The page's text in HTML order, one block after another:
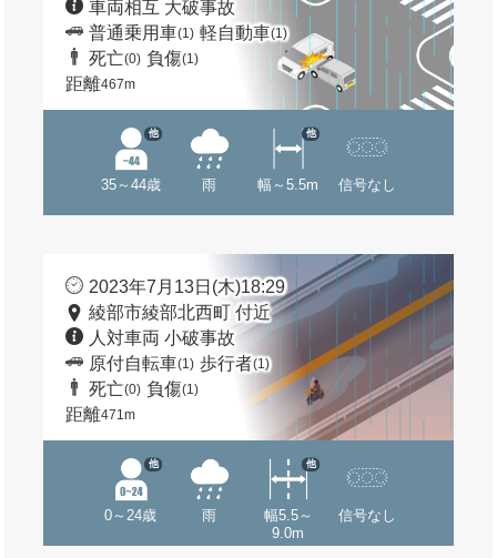
車両相互 大破事故
普通乗用車(1) 軽自動車(1)
死亡(0) 負傷(1)
距離467m
35～44歳
他
雨 幅～5.5m
他
信号なし
2023年7月13日(木)18:29
綾部市綾部北西町 付近
人対車両 小破事故
原付自転車(1) 歩行者(1)
死亡(0) 負傷(1)
距離471m
0～24歳
他
雨
幅5.5～
9.0m
他
信号なし